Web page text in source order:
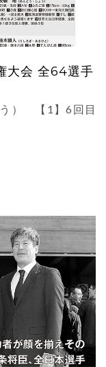
大会 全64選手
） 【1】6回目